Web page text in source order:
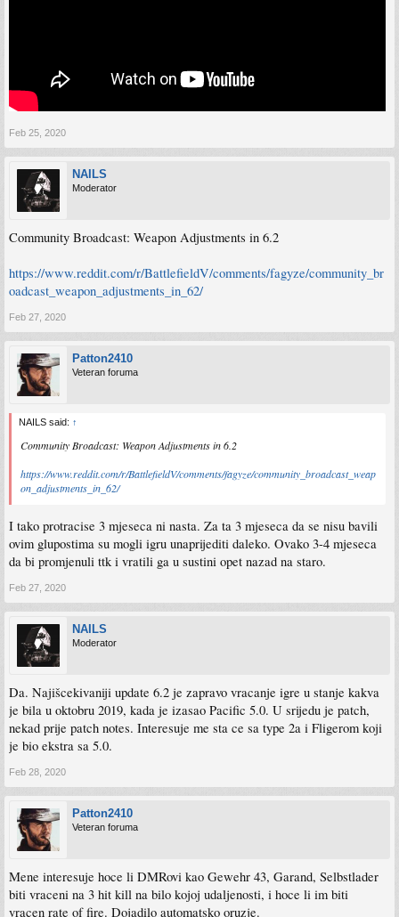
Feb 25, 2020
NAILS
Moderator
Community Broadcast: Weapon Adjustments in 6.2
https://www.reddit.com/r/BattlefieldV/comments/fagyze/community_br
oadcast_weapon_adjustments_in_62/
Feb 27, 2020
Patton2410
Veteran foruma
NAILS said: ↑
Community Broadcast: Weapon Adjustments in 6.2
https://www.reddit.com/r/BattlefieldV/comments/fagyze/community_broadcast_weap
on_adjustments_in_62/
I tako protracise 3 mjeseca ni nasta. Za ta 3 mjeseca da se nisu bavili
ovim glupostima su mogli igru unaprijediti daleko. Ovako 3-4 mjeseca
da bi promjenuli ttk i vratili ga u sustini opet nazad na staro.
Feb 27, 2020
NAILS
Moderator
Da. Najišcekivaniji update 6.2 je zapravo vracanje igre u stanje kakva
je bila u oktobru 2019, kada je izasao Pacific 5.0. U srijedu je patch,
nekad prije patch notes. Interesuje me sta ce sa type 2a i Fligerom koji
je bio ekstra sa 5.0.
Feb 28, 2020
Patton2410
Veteran foruma
Mene interesuje hoce li DMRovi kao Gewehr 43, Garand, Selbstlader
biti vraceni na 3 hit kill na bilo kojoj udaljenosti, i hoce li im biti
vracen rate of fire. Dojadilo automatsko oruzje.